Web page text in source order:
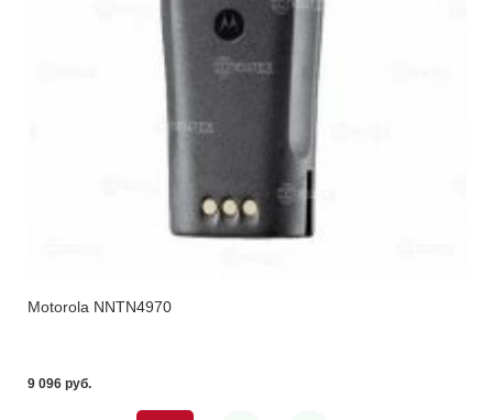
Motorola NNTN4970
9 096 pуб.